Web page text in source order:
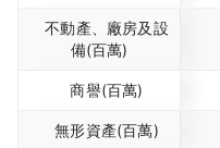
不動產、廠房及設
備(百萬)
商譽(百萬)
無形資產(百萬)